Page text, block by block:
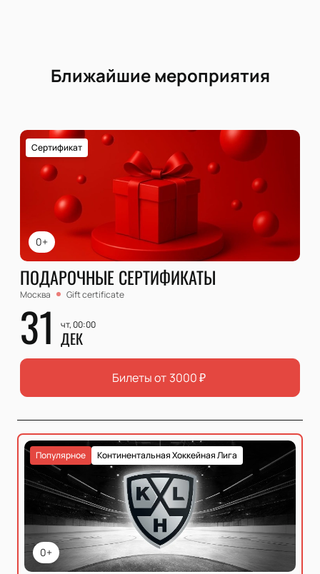
Ближайшие мероприятия
0+
Сертификат
ПОДАРОЧНЫЕ СЕРТИФИКАТЫ
Москва Gift certificate
31 чт, 00:00
ДЕК
Билеты от 3000₽
0+
Континентальная Хоккейная Лига
Популярное